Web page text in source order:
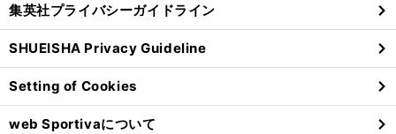
る
い
ウ
ィ
ン
ド
ウ
で
集英社プライバシーガイドライン
SHUEISHA Privacy Guideline
Setting of Cookies
web Sportivaについて